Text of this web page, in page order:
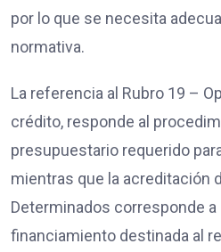
por lo que se necesita
normativa.
La referencia al Rubro 19 –
crédito, responde al
presupuestario requerido
mientras que la acreditación
Determinados corresponde a
financiamiento destinada al